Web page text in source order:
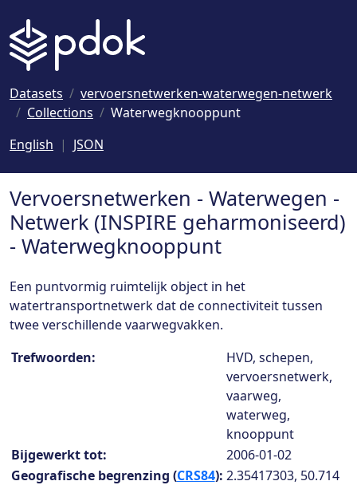
Datasets
vervoersnetwerken-waterwegen-netwerk
Collections
Waterwegknooppunt
English
JSON
Vervoersnetwerken - Waterwegen -
Netwerk (INSPIRE geharmoniseerd)
- Waterwegknooppunt
Een puntvormig ruimtelijk object in het
watertransportnetwerk dat de connectiviteit tussen
twee verschillende vaarwegvakken.
Collection details
Trefwoorden:
HVD, schepen,
vervoersnetwerk,
vaarweg,
waterweg,
knooppunt
Bijgewerkt tot:
2006-01-02
Geografische begrenzing (CRS84): 2.35417303, 50.714